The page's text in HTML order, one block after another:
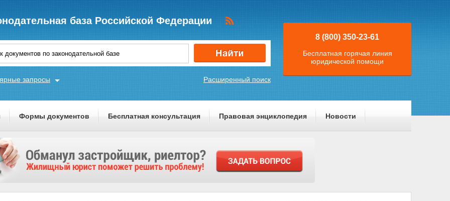
база Российской Федерации
Расширенный поиск
запросы
8 (800) 350-23-61
Бесплатная горячая линия
юридической помощи
Формы документов Бесплатная консультация Правовая энциклопедия Новости